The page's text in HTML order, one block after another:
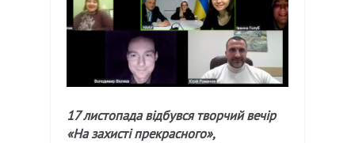
17 листопада відбувся творчий вечір
«На захисті прекрасного»,